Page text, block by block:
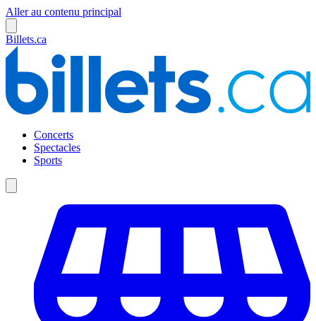
Aller au contenu principal
Billets.ca
Concerts
Spectacles
Sports